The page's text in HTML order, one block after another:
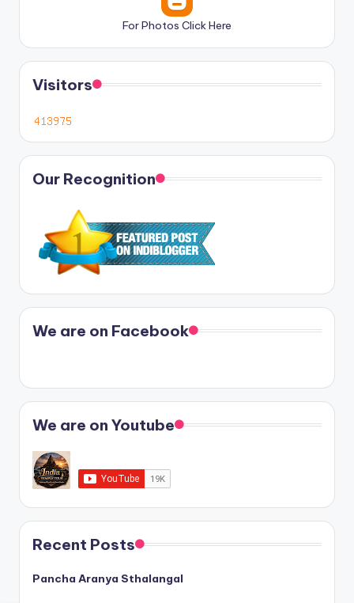
For Photos Click Here
Visitors
Our Recognition
We are on Facebook
We are on Youtube
Recent Posts
Pancha Aranya Sthalangal